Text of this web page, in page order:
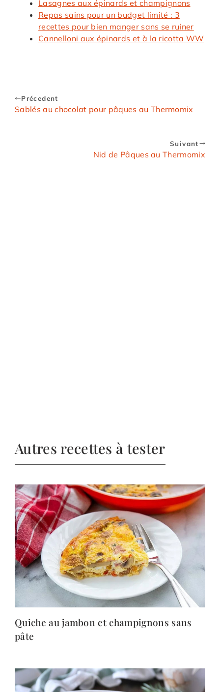
Lasagnes aux épinards et champignons
Repas sains pour un budget limité : 3
recettes pour bien manger sans se ruiner
Cannelloni aux épinards et à la ricotta WW
Précedent
Sablés au chocolat pour pâques au Thermomix
Suivant
Nid de Pâques au Thermomix
Autres recettes à tester
Quiche au jambon et champignons sans
pâte